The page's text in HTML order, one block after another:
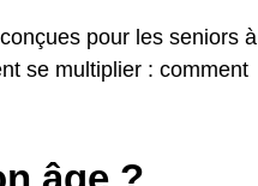
pour les seniors à
se multiplier : comment